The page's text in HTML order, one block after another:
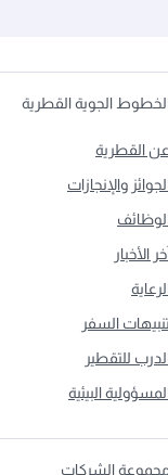
الجوية القطرية
القطرية
والإنجازات
الأخبار
السفر
للتقطير
البيئية
الشركات